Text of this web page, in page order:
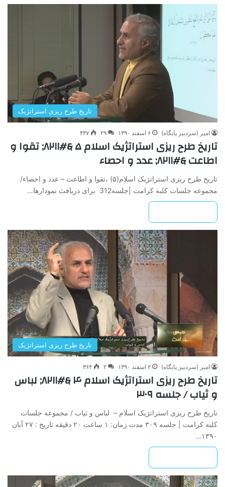
تاریخ طرح ریزی استراتژیک
امیر (سردبیر پایگاه) ۶ اسفند ۱۳۹۰ ۲۹ ۴۳۷
تاریخ طرح ریزی استراتژیک اسلام ۵ &#۸۲۱۱; تقوا و
اطاعت &#۸۲۱۱; عدد و احصاء
تاریخ طرح ریزی استراتژیک اسلام(۵) ،تقوا و اطاعت – عدد و احصاء/
مجموعه جلسات کلبه کرامت |جلسه312 برای دریافت نمودارها…
تاریخ طرح ریزی استراتژیک
امیر (سردبیر پایگاه) ۲ اسفند ۱۳۹۰ ۲ ۳۶۴
تاریخ طرح ریزی استراتژیک اسلام ۴ &#۸۲۱۱; لباس
و ثیاب / جلسه ۳۰۹
تاریخ طرح ریزی استراتژیک اسلام – لباس و ثیاب / مجموعه جلسات
کلبه کرامت | جلسه ۳۰۹ مدت زمان: ۱ ساعت ۲۰ دقیقه تاریخ : ۲۷ آبان
۱۳۹۰…